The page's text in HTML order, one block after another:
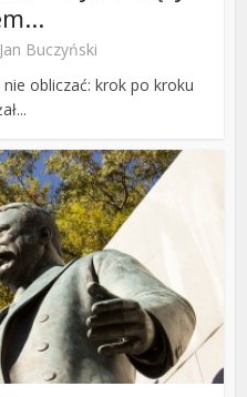
Jan Buczyński
obliczać: krok po kroku